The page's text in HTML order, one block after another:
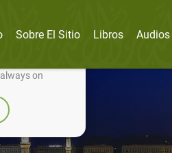
improve it.
on
Sobre El Sitio Libros Audios